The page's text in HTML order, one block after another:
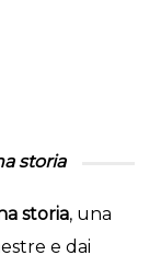
storia
storia, una
e dai